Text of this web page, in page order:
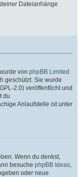
Dateianhänge
von phpBB Limited
geschützt. Sie wurde
2.0) veröffentlicht und
du
Anlaufstelle ist unter
Wenn du denkst,
besuche phpBB Ideas,
oder neue